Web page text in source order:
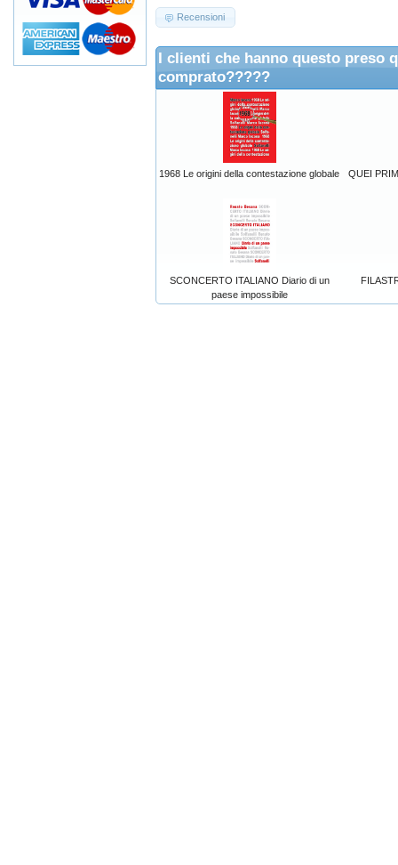
Recensioni
I clienti che hanno questo preso
comprato?????
1968 Le origini della contestazione globale QUEI
SCONCERTO ITALIANO Diario di un
paese impossibile